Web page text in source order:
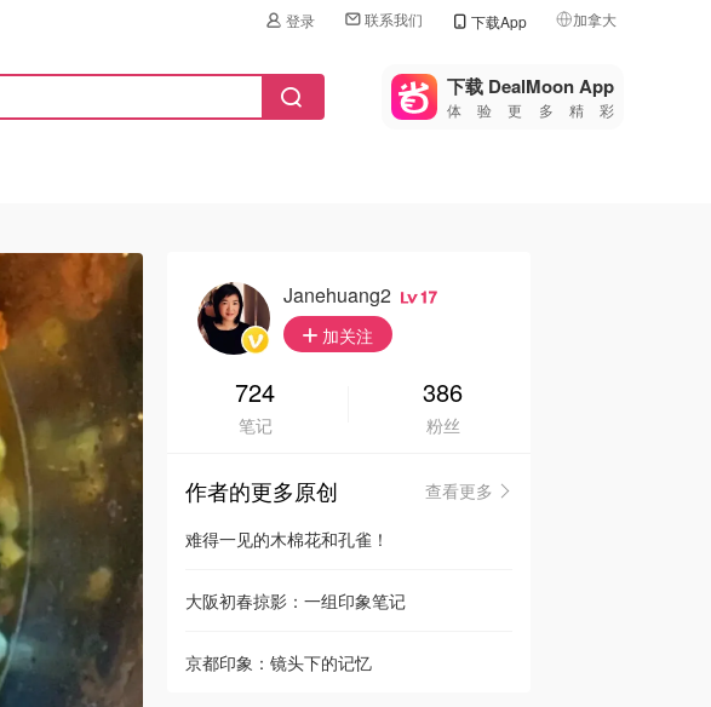
登录 联系我们 下载App 加拿大
🇺🇸
美国
🇨🇳中国
🇮🇹
🇦🇺
🇳🇿新西兰
下载 DealMoon App
体验更多精彩
Janehuang2 17
加关注
724
笔记
386
粉丝
作者的更多原创
查看更多
难得一见的木棉花和孔雀！
大阪初春掠影：一组印象笔记
京都印象：镜头下的记忆